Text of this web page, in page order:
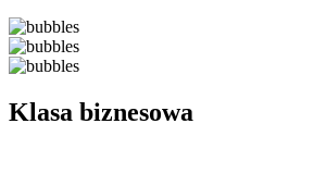
Klasa biznesowa